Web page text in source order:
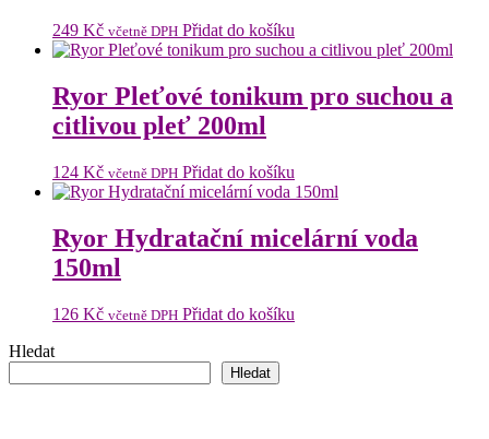
249 Kč včetně DPH Přidat do košíku
Ryor Pleťové tonikum pro suchou a
citlivou pleť 200ml
124 Kč včetně DPH Přidat do košíku
Ryor Hydratační micelární voda
150ml
126 Kč včetně DPH Přidat do košíku
Hledat
Hledat